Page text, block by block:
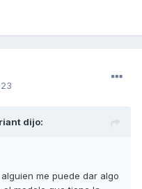
hace y cada vez
Haré las pruebas
batería o regulador.
dijo:
me puede dar algo